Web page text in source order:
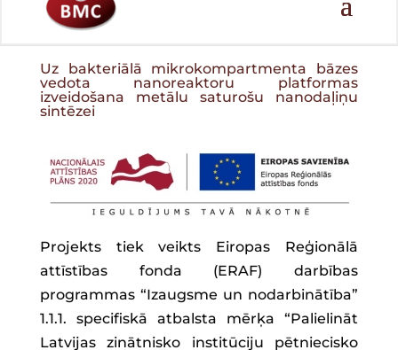
Uz bakteriālā mikrokompartmenta bāzes
vedota nanoreaktoru platformas
izveidošana metālu saturošu nanodaļiņu
sintēzei
Projekts tiek veikts Eiropas Reģionālā
attīstības fonda (ERAF) darbības
programmas “Izaugsme un nodarbinātība”
1.1.1. specifiskā atbalsta mērķa “Palielināt
Latvijas zinātnisko institūciju pētniecisko